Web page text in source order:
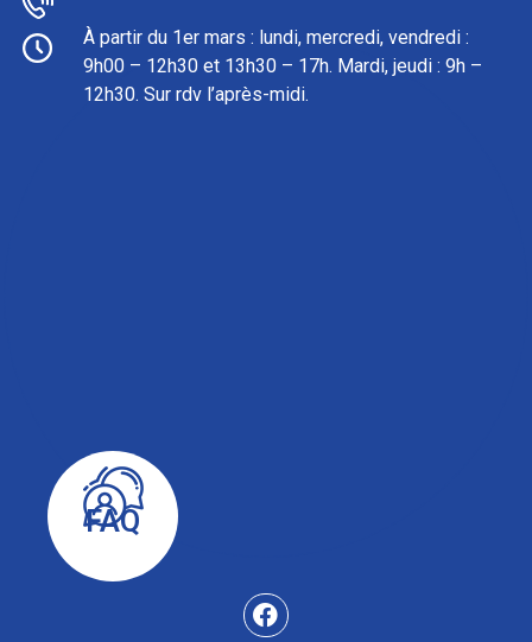
À partir du 1er mars : l undi, mercredi, vendredi :
9h00 – 12h30 et 13h30 – 17h. Mardi, jeudi : 9h –
12h30. Sur rdv l’après-midi.
FAQ